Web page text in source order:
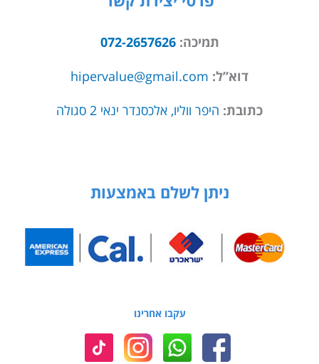
תמיכה:072-2657626
דוא”ל: hipervalue@gmail.com
כתובת: היפר ווליו, אלכסנדר ינאי 2 סגולה
ניתן לשלם באמצעות
עקבו אחרינו